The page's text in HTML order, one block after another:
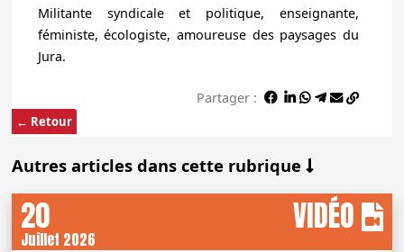
← Retour
Militante syndicale et politique, enseignante,
féministe, écologiste, amoureuse des paysages du
Jura.
Partager :
Autres articles dans cette rubrique
VIDÉO
20
Juillet 2026